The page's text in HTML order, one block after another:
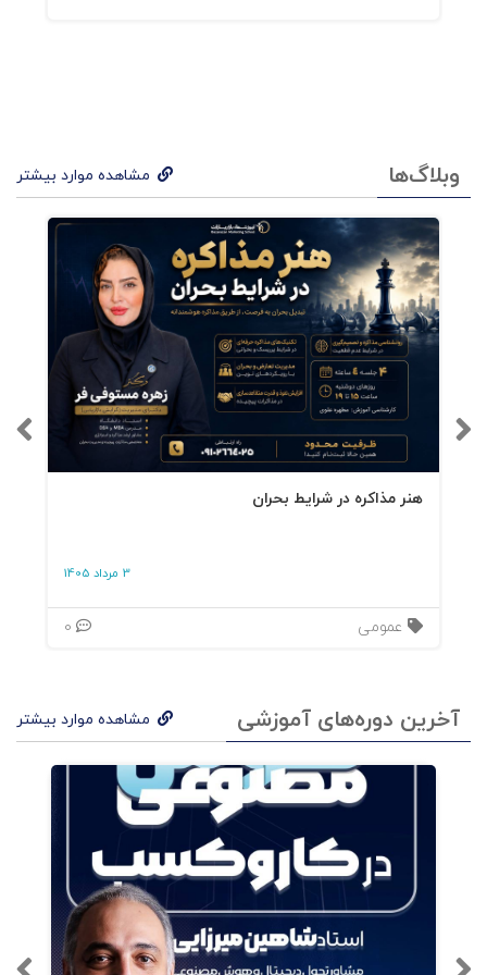
کسی است و بدانیم وی از چه رسانه‌ای استفاده
به او معرفی کنیم. بعضی از کانال‌های متداول برای
ترویج برند عبارتند از:شبکه‌های اجتماعی، روابط
عمومی، پیشبرد فروش، تبلیغات، بازاریابی مستقیم
و فروش شخصی‌ یا حضوری. وقتی تمام مسیرهای
ارتباط با مخاطب را با یکدیگر منسجم کنیم، به
ارتباطات یکپارچه بازاریابی رسیده‌ایم. اگر روش‌های
بازاریابی، تبلیغات، محتوای شبکه‌های اجتماعی،
کنند تأثیرگذاری بیشتری در معرفی برند و محصول
خواهند داشت. در اینجا لازم است چند نکته را بیان
کنیم. سنگ بنای اول در ارتباطات یکپارچه بازاریابی،
شناخت نیازها، نگرش‌ها و انتظارات مخاطبِ اصلی،
باید خواسته‌هایش را با دقت رصد کرد. فضای
مجازی ابزار مناسبی برای تعامل نزدیک‌تر با مخاطب و
شناخت نیازها و خواسته‌هایش ایجاد کرده است.
هر کسب و کاری رسالتی دارد. محصولات و خدمات
ارائه شده باید با رسالت آن کسب و کار همسو
باشد. مثلا اگر رسالت خود را توجه به سیاست‌های
وبلاگ‌ها مشاهده موارد بیشتر
هنر مذاکره در شرایط بحران
3 مرداد 1405
عمومی
آخرین دوره‌های آموزشی مشاهده موارد بیشتر